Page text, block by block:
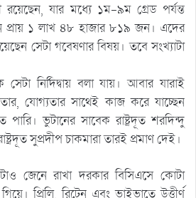
রয়েছেন, যার মধ্যে ১ম-৯ম গ্রেড পর্যন্ত
প্রায় ১ লাখ ৪৮ হাজার ৮১৯ জন। এদের
সেটা গবেষণার বিষয়। তবে সংখ্যাটা
নির্দিদ্বায় বলা যায়। আবার যারাই
যোগ্যতার সাথেই কাজ করে যাচ্ছেন
ভুটানের সাবেক রাষ্ট্রদূত শরদিন্দু
সুপ্রদীপ চাকমারা তারই প্রমাণ দেই।
জেনে রাখা দরকার বিসিএসে কোটা
প্রিলি, রিটেন এবং ভাইভাতে উত্তীর্ণ